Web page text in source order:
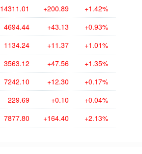
14311.01 +200.89 +1.42%
4694.44 +43.13 +0.93%
1134.24 +11.37 +1.01%
3563.12 +47.56 +1.35%
7242.10 +12.30 +0.17%
229.69 +0.10 +0.04%
7877.80 +164.40 +2.13%